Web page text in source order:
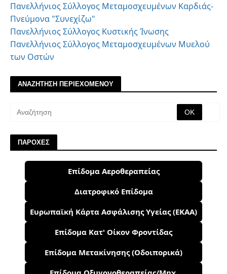
Πανελλήνιος Σύλλογος Μεταμοσχευμένων Καρδιάς-
Πνεύμονα "Συνεχίζω"
Πανελλήνιος Σύλλογος Κυστικής Ίνωσης
Πανελλήνιος Σύλλογος Μεταμοσχευμένων Μυελού
των Οστών
ΑΝΑΖΗΤΗΣΗ ΠΕΡΙΕΧΟΜΕΝΟΥ
ΠΑΡΟΧΕΣ
Επίδομα Αεροθεραπείας
Διατροφικό Επίδομα
Ευρωπαϊκή Κάρτα Ασφάλισης Υγείας (ΕΚΑΑ)
Επίδομα Κατ' Οίκον Φροντίδας
Επίδομα Μετακίνησης (Οδοιπορικά)